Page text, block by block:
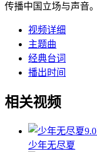
传播中国立场与声音。
视频详细
主题曲
经典台词
播出时间
相关视频
9.0
少年无尽夏